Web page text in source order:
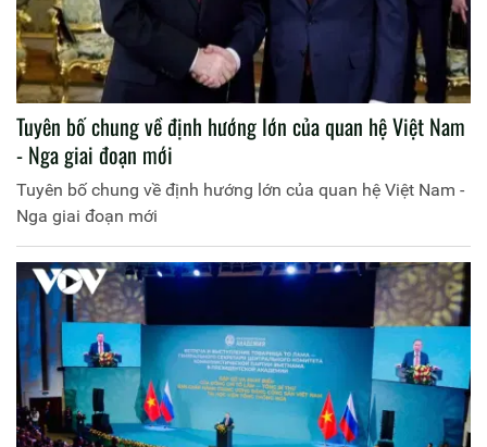
Tuyên bố chung về định hướng lớn của quan hệ Việt Nam
- Nga giai đoạn mới
Tuyên bố chung về định hướng lớn của quan hệ Việt Nam -
Nga giai đoạn mới